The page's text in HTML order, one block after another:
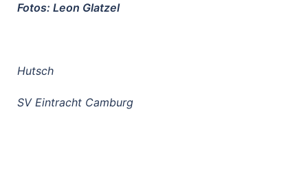
Fotos: Leon Glatzel
Hutsch
SV Eintracht Camburg